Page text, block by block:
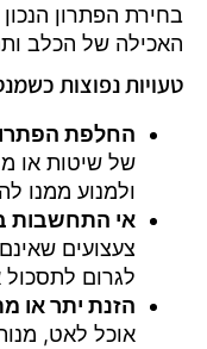
בחירת הפתרון
האכילה של הכלב
טעויות נפוצות
החלפת
של שיטות או
ולמנוע ממנו
אי התחשבות
צעצועים
לגרום לתסכול
הזנת יתר או
אוכל לאט,